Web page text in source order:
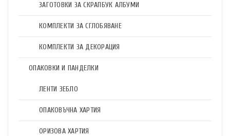
ЗАГОТОВКИ ЗА СКРАПБУК АЛБУМИ
КОМПЛЕКТИ ЗА СГЛОБЯВАНЕ
КОМПЛЕКТИ ЗА ДЕКОРАЦИЯ
ОПАКОВКИ И ПАНДЕЛКИ
ЛЕНТИ ЗЕБЛО
ОПАКОВЪЧНА ХАРТИЯ
ОРИЗОВА ХАРТИЯ